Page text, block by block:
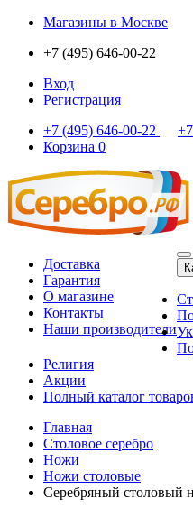
Магазины в Москве
+7 (495) 646-00-22
Вход
Регистрация
+7 (495) 646-00-22
Корзина 0
Доставка
Гарантия
О магазине
Контакты
Наши производители
Религия
Акции
Полный каталог
Главная
Столовое серебро
Ножи
Ножи столовые
Серебряный столовый